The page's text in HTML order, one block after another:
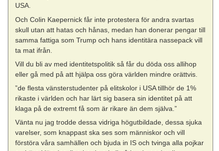
USA.
Och Colin Kaepernick får inte protestera för andra svartas
skull utan att hatas och hånas, medan han donerar pengar till
samma fattiga som Trump och hans identitära nassepack vill
ta mat ifrån.
Vill du bli av med identitetspolitik så får du döda oss allihop
eller gå med på att hjälpa oss göra världen mindre orättvis.
”de flesta vänsterstudenter på elitskolor i USA tillhör de 1%
rikaste i världen och har lärt sig basera sin identitet på att
klaga på de extremt få som är rikare än dem själva.”
Vänta nu jag trodde dessa vidriga högutbildade, dessa sjuka
varelser, som knappast ska ses som människor och vill
förstöra våra samhällen och bjuda in IS och tvinga alla pojkar